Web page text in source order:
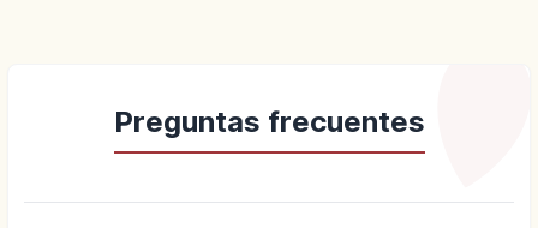
Preguntas frecuentes